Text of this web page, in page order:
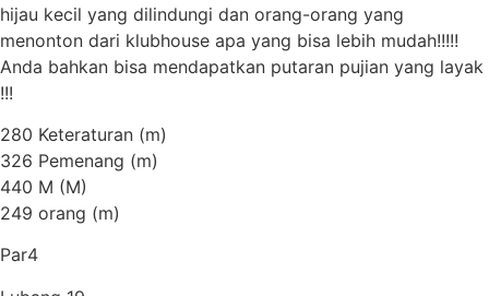
hijau kecil yang dilindungi dan orang-orang yang
menonton dari klubhouse apa yang bisa lebih mudah!!!!!
Anda bahkan bisa mendapatkan putaran pujian yang layak
!!!
280 Keteraturan (m)
326 Pemenang (m)
440 M (M)
249 orang (m)
Par4